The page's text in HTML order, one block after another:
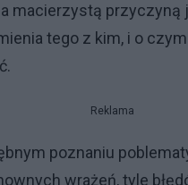
macierzystą przyczyną
tego z kim, i o
Reklama
poznaniu
wrażeń, tyle